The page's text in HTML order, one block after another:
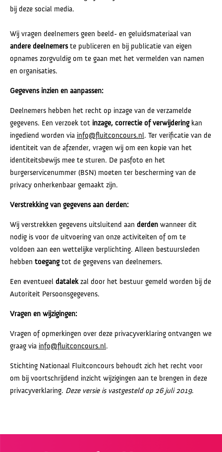
bij deze social media.
Wij vragen deelnemers geen beeld- en geluidsmateriaal van
andere deelnemerste publiceren en bij publicatie van eigen
opnames zorgvuldig om te gaan met het vermelden van namen
en organisaties.
Gegevens inzien en aanpassen:
Deelnemers hebben het recht op inzage van de verzamelde
gegevens. Een verzoek tot inzage, correctie of verwijderingkan
ingediend worden via info@fluitconcours.nl. Ter verificatie van de
identiteit van de afzender, vragen wij om een kopie van het
identiteitsbewijs mee te sturen. De pasfoto en het
burgerservicenummer (BSN) moeten ter bescherming van de
privacy onherkenbaar gemaakt zijn.
Verstrekking van gegevens aan derden:
Wij verstrekken gegevens uitsluitend aan derden wanneer dit
nodig is voor de uitvoering van onze activiteiten of om te
voldoen aan een wettelijke verplichting. Alleen bestuursleden
hebben toegangtot de gegevens van deelnemers.
Een eventueel datalekzal door het bestuur gemeld worden bij de
Autoriteit Persoonsgegevens.
Vragen en wijzigingen:
Vragen of opmerkingen over deze privacyverklaring ontvangen we
graag via info@fluitconcours.nl.
Stichting Nationaal Fluitconcours behoudt zich het recht voor
om bij voortschrijdend inzicht wijzigingen aan te brengen in deze
privacyverklaring. Deze versie is vastgesteld op 26 juli 2019.